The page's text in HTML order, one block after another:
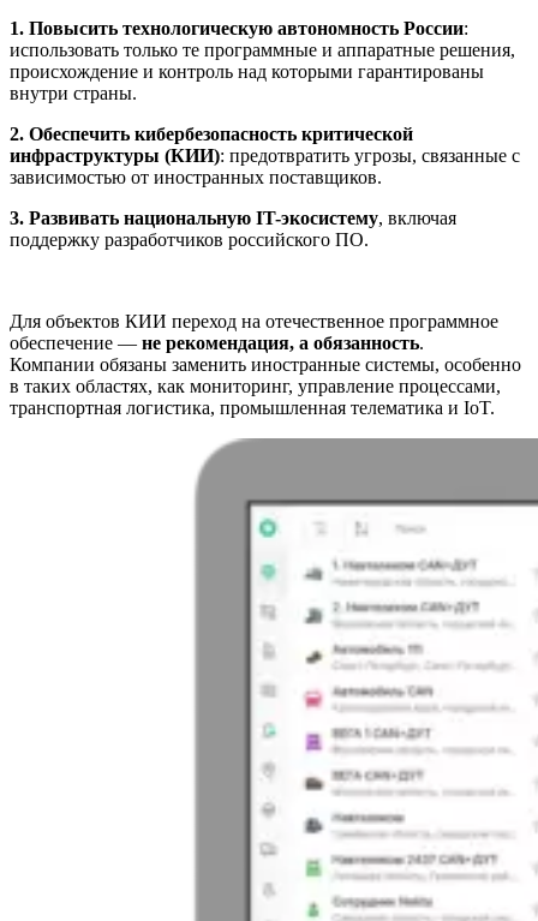
1. Повысить технологическую автономность России:
использовать только те программные и аппаратные решения,
происхождение и контроль над которыми гарантированы
внутри страны.
2. Обеспечить кибербезопасность критической
инфраструктуры (КИИ): предотвратить угрозы, связанные с
зависимостью от иностранных поставщиков.
3. Развивать национальную IT-экосистему, включая
поддержку разработчиков российского ПО.
Для объектов КИИ переход на отечественное программное
обеспечение — не рекомендация, а обязанность.
Компании обязаны заменить иностранные системы, особенно
в таких областях, как мониторинг, управление процессами,
транспортная логистика, промышленная телематика и IoT.